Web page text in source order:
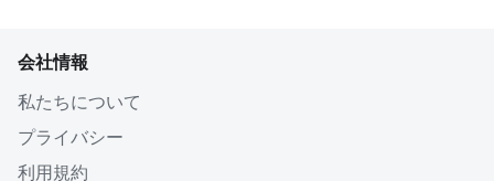
会社情報
私たちについて
プライバシー
利用規約